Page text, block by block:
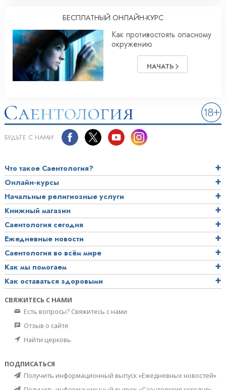
БЕСПЛАТНЫЙ ОНЛАЙН-КУРС
Как противостоять опасному
окружению
НАЧАТЬ
БУДЬТЕ С НАМИ
Что такое Саентология?
Онлайн-курсы
Начальные религиозные услуги
Книжный магазин
Саентология сегодня
Ежедневные новости
Саентология во всём мире
Как мы помогаем
Как оставаться здоровыми
СВЯЖИТЕСЬ С НАМИ
Есть вопросы? Свяжитесь с нами
Отзыв о сайте
Найти церковь
ПОДПИСАТЬСЯ
Получить информационный выпуск «Ежедневных новостей»